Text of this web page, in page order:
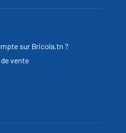
sur Bricola.tn ?
vente